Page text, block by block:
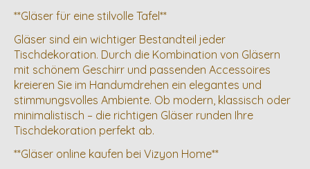
**Gläser für eine stilvolle Tafel**
Gläser sind ein wichtiger Bestandteil jeder
Tischdekoration. Durch die Kombination von Gläsern
mit schönem Geschirr und passenden Accessoires
kreieren Sie im Handumdrehen ein elegantes und
stimmungsvolles Ambiente. Ob modern, klassisch oder
minimalistisch – die richtigen Gläser runden Ihre
Tischdekoration perfekt ab.
**Gläser online kaufen bei Vizyon Home**